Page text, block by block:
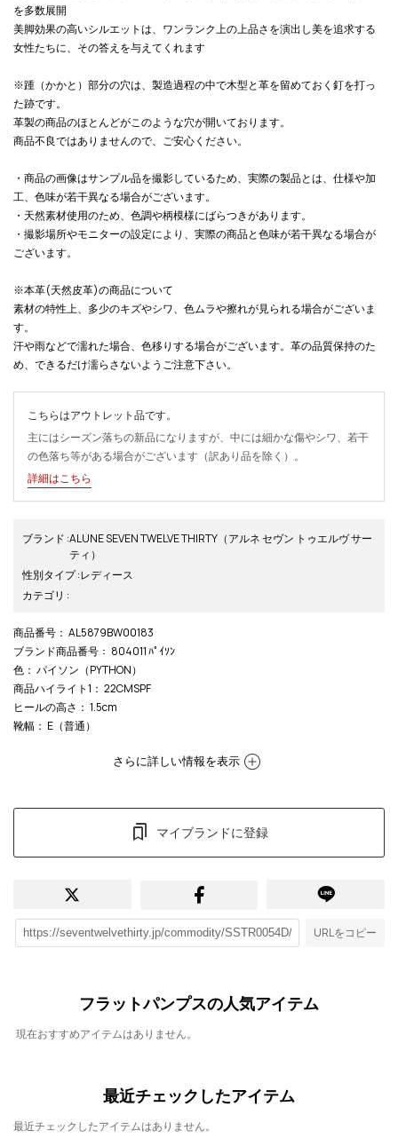
を多数展開
美脚効果の高いシルエットは、ワンランク上の上品さを演出し美を追求する
女性たちに、その答えを与えてくれます
※踵（かかと）部分の穴は、製造過程の中で木型と革を留めておく釘を打っ
た跡です。
革製の商品のほとんどがこのような穴が開いております。
商品不良ではありませんので、ご安心ください。
・商品の画像はサンプル品を撮影しているため、実際の製品とは、仕様や加
工、色味が若干異なる場合がございます。
・天然素材使用のため、色調や柄模様にばらつきがあります。
・撮影場所やモニターの設定により、実際の商品と色味が若干異なる場合が
ございます。
※本革(天然皮革)の商品について
素材の特性上、多少のキズやシワ、色ムラや擦れが見られる場合がございま
す。
汗や雨などで濡れた場合、色移りする場合がございます。革の品質保持のた
め、できるだけ濡らさないようご注意下さい。
こちらはアウトレット品です。
主にはシーズン落ちの新品になりますが、中には細かな傷やシワ、若干
の色落ち等がある場合がございます（訳あり品を除く）。
詳細はこちら
ブランド :ALUNE SEVEN TWELVE THIRTY （アルネ セヴン トゥエルヴ サー
ティ）
性別タイプ:レディース
カテゴリ :
商品番号 ： AL5879BW00183
ブランド商品番号 ： 804011 ﾊﾟｲｿﾝ
色 ： パイソン（PYTHON）
商品ハイライト1 ： 22CMSPF
ヒールの高さ ： 1.5cm
靴幅 ： E（普通）
さらに詳しい情報を表示
マイブランドに登録
URLをコピー
フラットパンプスの人気アイテム
現在おすすめアイテムはありません。
最近チェックしたアイテム
最近チェックしたアイテムはありません。